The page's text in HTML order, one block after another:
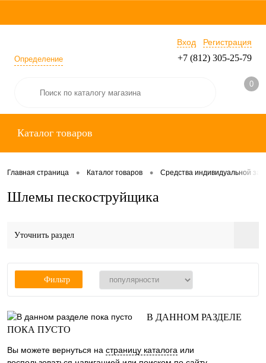
Определение
Вход Регистрация
+7 (812) 305-25-79
0
Каталог товаров
Главная страница • Каталог товаров • Средства индивидуальной
Шлемы пескоструйщика
Уточнить раздел
Фильтр
В ДАННОМ РАЗДЕЛЕ
ПОКА ПУСТО
Вы можете вернуться на страницу каталога или